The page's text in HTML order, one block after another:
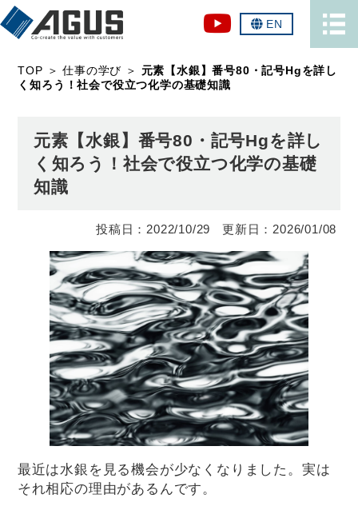
EN
TOP ＞仕事の学び ＞ 元素【水銀】番号80・記号Hgを詳し
く知ろう！社会で役立つ化学の基礎知識
元素【水銀】番号80・記号Hgを詳し
く知ろう！社会で役立つ化学の基礎
知識
2022/10/29 2026/01/08
最近は水銀を見る機会が少なくなりました。実は
それ相応の理由があるんです。